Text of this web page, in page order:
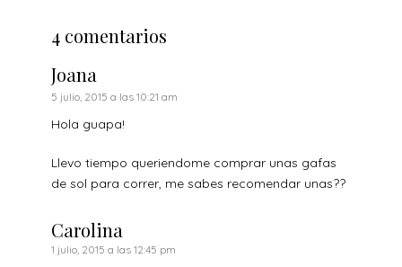
4 comentarios
Joana
5 julio, 2015 a las 10:21 am
Hola guapa!
Llevo tiempo queriendome comprar unas gafas
de sol para correr, me sabes recomendar unas??
Carolina
1 julio, 2015 a las 12:45 pm